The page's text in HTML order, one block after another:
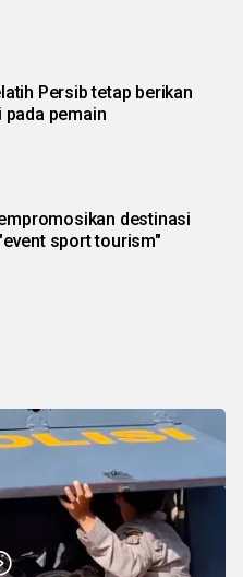
Persib tetap berikan
pemain
destinasi
sport tourism"